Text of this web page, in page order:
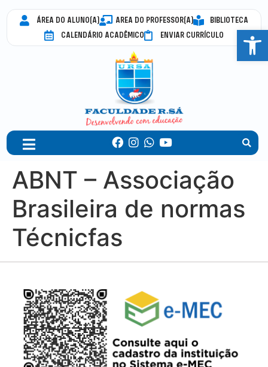
ÁREA DO ALUNO(A) AREA DO PROFESSOR(A)
BIBLIOTECA
CALENDÁRIO ACADÊMICO
ENVIAR CURRÍCULO
ABNT – Associação
Brasileira de normas
Técnicfas
Abrir